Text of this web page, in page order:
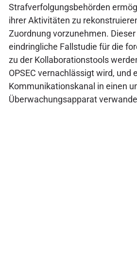
Strafverfolgungsbehörden
ihrer Aktivitäten zu
Zuordnung vorzunehmen.
eindringliche Fallstudie für die
zu der Kollaborationstools
OPSEC vernachlässigt wird, und
Kommunikationskanal in einen
Überwachungsapparat